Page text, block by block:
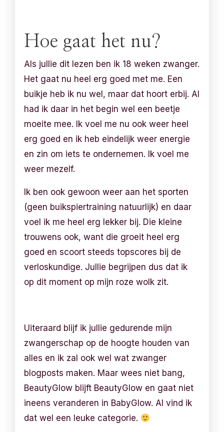
Hoe gaat het nu?
Als jullie dit lezen ben ik 18 weken zwanger.
Het gaat nu heel erg goed met me. Een
buikje heb ik nu wel, maar dat hoort erbij. Al
had ik daar in het begin wel een beetje
moeite mee. Ik voel me nu ook weer heel
erg goed en ik heb eindelijk weer energie
en zin om iets te ondernemen. Ik voel me
weer mezelf.
Ik ben ook gewoon weer aan het sporten
(geen buikspiertraining natuurlijk) en daar
voel ik me heel erg lekker bij. Die kleine
trouwens ook, want die groeit heel erg
goed en scoort steeds topscores bij de
verloskundige. Jullie begrijpen dus dat ik
op dit moment op mijn roze wolk zit.
Uiteraard blijf ik jullie gedurende mijn
zwangerschap op de hoogte houden van
alles en ik zal ook wel wat zwanger
blogposts maken. Maar wees niet bang,
BeautyGlow blijft BeautyGlow en gaat niet
ineens veranderen in BabyGlow. Al vind ik
dat wel een leuke categorie.